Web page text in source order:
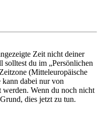
Zeit nicht deiner
solltest du im „Persönlichen
(Mitteleuropäische
dabei nur von
werden. Wenn du noch nicht
dies jetzt zu tun.